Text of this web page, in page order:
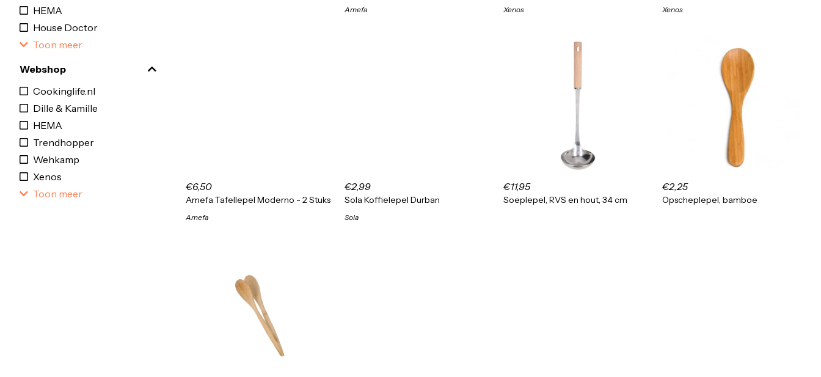
HEMA
House Doctor
Toon meer
Webshop
Cookinglife.nl
Dille & Kamille
HEMA
Trendhopper
Wehkamp
Xenos
Toon meer
Amefa Xenos Xenos
€6,50
Amefa Tafellepel Moderno - 2 Stuks
Amefa
€2,99
Sola Koffielepel Durban
Sola
€11,95
Soeplepel, RVS en hout, 34 cm
€2,25
Opscheplepel, bamboe